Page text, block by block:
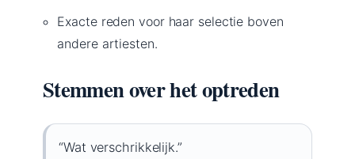
Exacte reden voor haar selectie boven
andere artiesten.
Stemmen over het optreden
“Wat verschrikkelijk.”